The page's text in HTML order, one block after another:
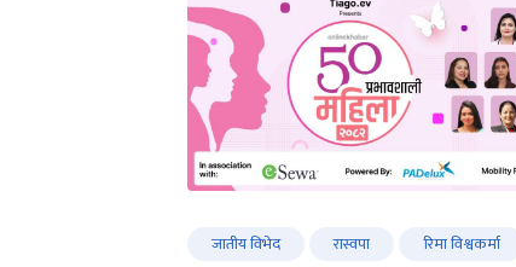
जातीय विभेद रास्वपा रिमा विश्वकर्मा